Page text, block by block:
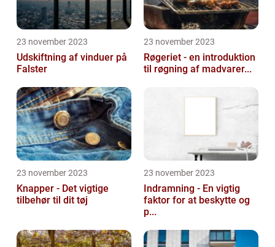
23 november 2023
Udskiftning af vinduer på
Falster
23 november 2023
Røgeriet - en introduktion
til røgning af madvarer...
23 november 2023
Knapper - Det vigtige
tilbehør til dit tøj
23 november 2023
Indramning - En vigtig
faktor for at beskytte og
p...